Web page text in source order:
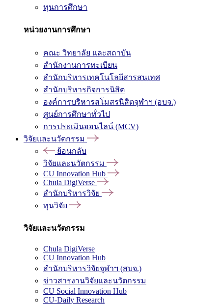
ทุนการศึกษา
หน่วยงานการศึกษา
คณะ วิทยาลัย และสถาบัน
สำนักงานการทะเบียน
สำนักบริหารเทคโนโลยีสารสนเทศ
สำนักบริหารกิจการนิสิต
องค์การบริหารสโมสรนิสิตจุฬาฯ (อบจ.)
ศูนย์การศึกษาทั่วไป
การประเมินออนไลน์ (MCV)
วิจัยและนวัตกรรม
ย้อนกลับ
วิจัยและนวัตกรรม
CU Innovation Hub
Chula DigiVerse
สำนักบริหารวิจัย
ทุนวิจัย
วิจัยและนวัตกรรม
Chula DigiVerse
CU Innovation Hub
สำนักบริหารวิจัยจุฬาฯ (สบจ.)
ข่าวสารงานวิจัยและนวัตกรรม
CU Social Innovation Hub
CU-Daily Research